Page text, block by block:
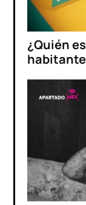
¿Quién
habitante